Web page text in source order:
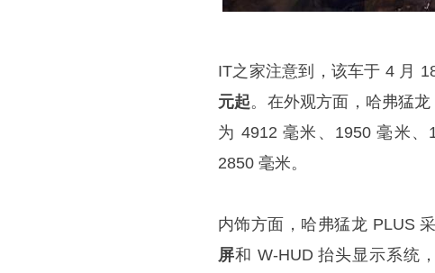
IT之家注意到，该车于 4 月
元起。在外观方面，哈弗猛
为 4912 毫米、1950 毫米
2850 毫米。
内饰方面，哈弗猛龙 PLUS
屏和 W-HUD 抬头显示系统